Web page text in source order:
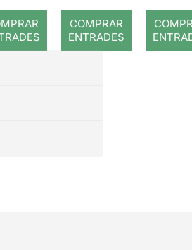
look
arab
COMPRAR
ENTRADES